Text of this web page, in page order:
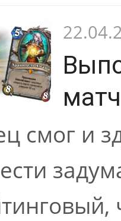
смог и